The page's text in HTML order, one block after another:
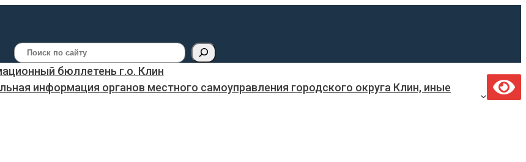
Поиск
бюллетень г.о. Клин
информация органов местного самоуправления городского округа Клин, иные